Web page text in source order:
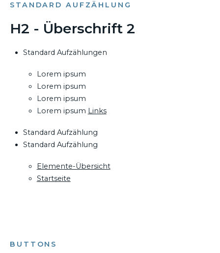
STANDARD AUFZÄHLUNG
H2 - Überschrift 2
Standard Aufzählungen
Lorem ipsum
Lorem ipsum
Lorem ipsum
Lorem ipsum Links
Standard Aufzählung
Standard Aufzählung
Elemente-Übersicht
Startseite
BUTTONS